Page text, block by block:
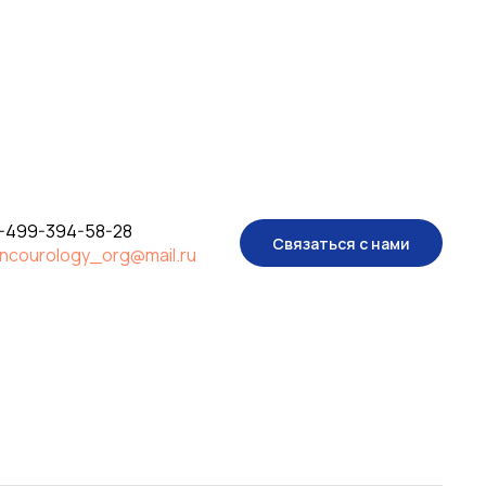
499-394-58-28
Связаться с нами